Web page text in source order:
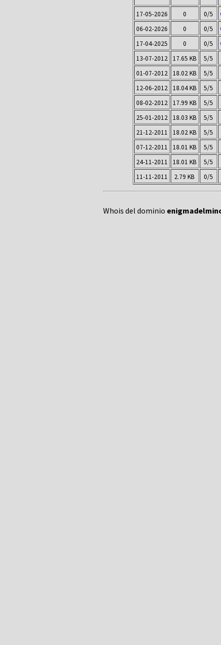
17-05-2026 0 0/5
06-02-2026
0 0/5
17-04-2025
0 0/5
13-07-2012
17.65 KB
5/5
01-07-2012
18.02 KB
5/5
12-06-2012
18.04 KB
5/5
08-02-2012
17.99 KB
5/5
25-01-2012
18.03 KB
5/5
21-12-2011
18.02 KB
5/5
07-12-2011
18.01 KB
5/5
24-11-2011
18.01 KB
5/5
11-11-2011
2.79 KB 0/5
Whois del dominio